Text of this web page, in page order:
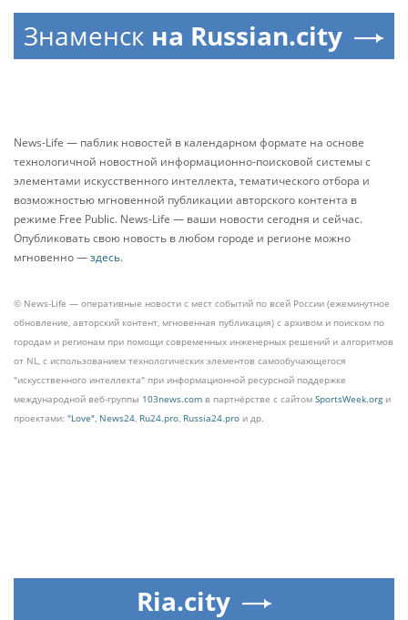
Знаменск на Russian.city
News-Life — паблик новостей в календарном формате на основе
технологичной новостной информационно-поисковой системы с
элементами искусственного интеллекта, тематического отбора и
возможностью мгновенной публикации авторского контента в
режиме Free Public. News-Life — ваши новости сегодня и сейчас.
Опубликовать свою новость в любом городе и регионе можно
мгновенно —здесь.
© News-Life — оперативные новости с мест событий по всей России (ежеминутное
обновление, авторский контент, мгновенная публикация) с архивом и поиском по
городам и регионам при помощи современных инженерных решений и алгоритмов
от NL, с использованием технологических элементов самообучающегося
"искусственного интеллекта" при информационной ресурсной поддержке
международной веб-группы 103news.com в партнёрстве с сайтом SportsWeek.orgи
проектами: "Love", News24, Ru24.pro, Russia24.pro и др.
Ria.city